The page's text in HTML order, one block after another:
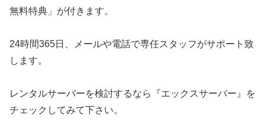
無料特典」が付きます。
24時間365日、メールや電話で専任スタッフがサポート致
します。
レンタルサーバーを検討するなら『エックスサーバー』を
チェックしてみて下さい。